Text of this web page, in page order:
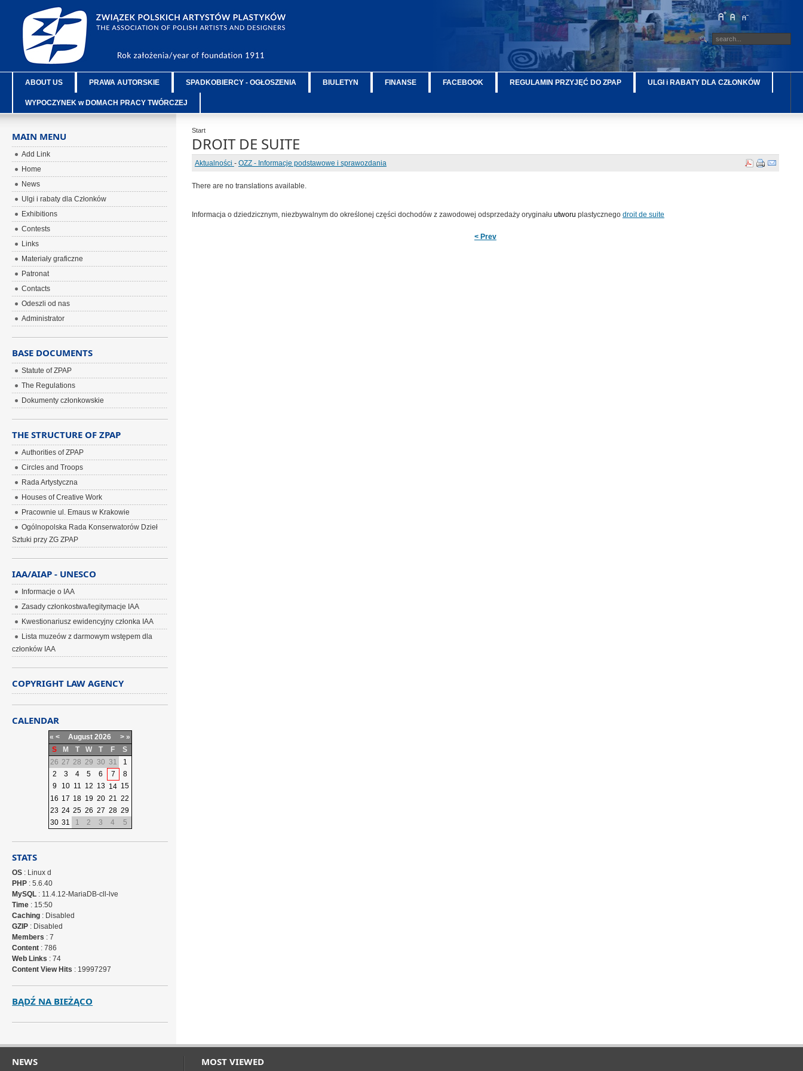
ABOUT US PRAWA AUTORSKIE SPADKOBIERCY - OGŁOSZENIA BIULETYN FINANSE FACEBOOK REGULAMIN PRZYJĘĆ DO ZPAP ULGI i RABATY DLA CZŁONKÓW
WYPOCZYNEK w DOMACH PRACY TWÓRCZEJ
Start
DROIT DE SUITE
Aktualności - OZZ - Informacje podstawowe i sprawozdania
There are no translations available.
Informacja o dziedzicznym, niezbywalnym do określonej części dochodów z zawodowej odsprzedaży oryginału utworu plastycznego droit de suite
< Prev
MAIN MENU
Add Link
Home
News
Ulgi i rabaty dla Członków
Exhibitions
Contests
Links
Materiały graficzne
Patronat
Contacts
Odeszli od nas
Administrator
BASE DOCUMENTS
Statute of ZPAP
The Regulations
Dokumenty członkowskie
THE STRUCTURE OF ZPAP
Authorities of ZPAP
Circles and Troops
Rada Artystyczna
Houses of Creative Work
Pracownie ul. Emaus w Krakowie
Ogólnopolska Rada Konserwatorów Dzieł
Sztuki przy ZG ZPAP
IAA/AIAP - UNESCO
Informacje o IAA
Zasady członkostwa/legitymacje IAA
Kwestionariusz ewidencyjny członka IAA
Lista muzeów z darmowym wstępem dla
członków IAA
COPYRIGHT LAW AGENCY
CALENDAR
« < August 2026 > »
S
M T W T F
S
26 27 28 29 30 31
1
2
3 4 5 6 7
8
9
10 11 12 13 14 15
16 17 18 19 20 21 22
23 24 25 26 27 28 29
30 31 1 2 3 4 5
STATS
OS : Linux d
PHP : 5.6.40
MySQL : 11.4.12-MariaDB-cll-lve
Time : 15:50
Caching : Disabled
GZIP : Disabled
Members : 7
Content : 786
Web Links : 74
Content View Hits : 19997297
BĄDŹ NA BIEŻĄCO
NEWS MOST VIEWED